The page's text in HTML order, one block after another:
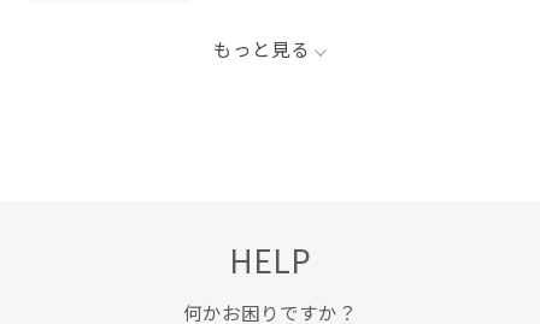
もっと見る
HELP
何かお困りですか？